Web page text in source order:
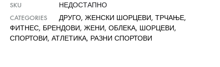
SKU
НЕДОСТАПНО
CATEGORIES
ДРУГО, ЖЕНСКИ ШОРЦЕВИ, ТРЧАЊЕ,
ФИТНЕС, БРЕНДОВИ, ЖЕНИ, ОБЛЕКА, ШОРЦЕВИ,
СПОРТОВИ, АТЛЕТИКА, РАЗНИ СПОРТОВИ